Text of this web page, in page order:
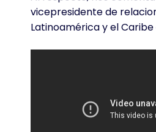
vicepresidente de
Latinoamérica y el Caribe